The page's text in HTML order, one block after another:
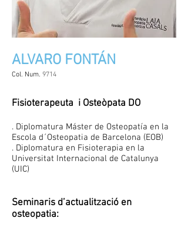
ALVARO FONTÁN
Col. Num. 9714
Fisioterapeuta i Osteòpata DO
. Diplomatura Máster de Osteopatía en la
Escola d´Osteopatia de Barcelona (EOB)
. Diplomatura en Fisioterapia en la
Universitat Internacional de Catalunya
(UIC)
Seminaris d’actualització en
osteopatia: